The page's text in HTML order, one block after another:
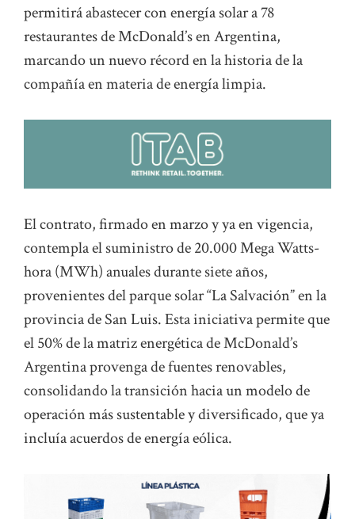
permitirá abastecer con energía solar a 78
restaurantes de McDonald’s en Argentina,
marcando un nuevo récord en la historia de la
compañía en materia de energía limpia.
El contrato, firmado en marzo y ya en vigencia,
contempla el suministro de 20.000 Mega Watts-
hora (MWh) anuales durante siete años,
provenientes del parque solar “La Salvación” en la
provincia de San Luis. Esta iniciativa permite que
el 50% de la matriz energética de McDonald’s
Argentina provenga de fuentes renovables,
consolidando la transición hacia un modelo de
operación más sustentable y diversificado, que ya
incluía acuerdos de energía eólica.